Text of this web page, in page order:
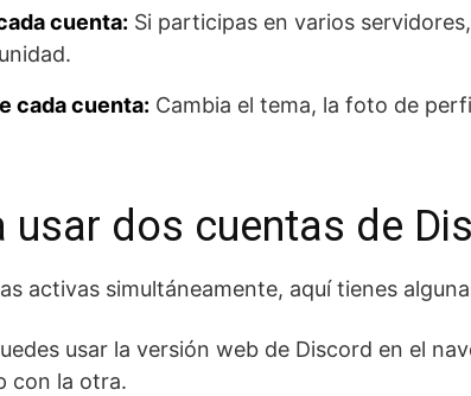
cuenta: Si participas en varios
cada cuenta: Cambia el tema, la foto de
usar dos cuentas de
activas simultáneamente, aquí tienes
usar la versión web de Discord en el
con la otra.